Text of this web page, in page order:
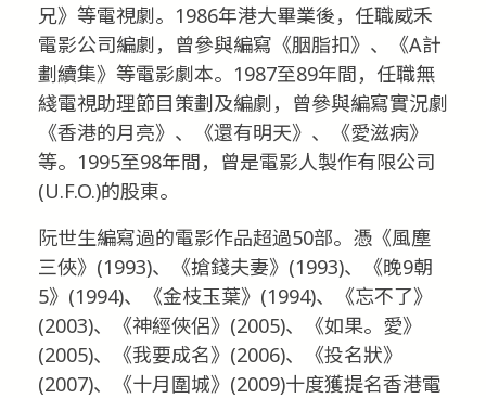
兄》等電視劇。1986年港大畢業後，任職威禾
電影公司編劇，曾參與編寫《胭脂扣》、《A計
劃續集》等電影劇本。1987至89年間，任職無
綫電視助理節目策劃及編劇，曾參與編寫實況劇
《香港的月亮》、《還有明天》、《愛滋病》
等。1995至98年間，曾是電影人製作有限公司
(U.F.O.)的股東。
阮世生編寫過的電影作品超過50部。憑《風塵
三俠》(1993)、《搶錢夫妻》(1993)、《晚9朝
5》(1994)、《金枝玉葉》(1994)、《忘不了》
(2003)、《神經俠侶》(2005)、《如果。愛》
(2005)、《我要成名》(2006)、《投名狀》
(2007)、《十月圍城》(2009)十度獲提名香港電